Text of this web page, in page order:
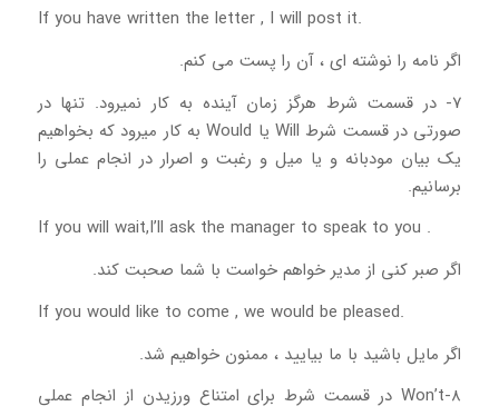
If you have written the letter , I will post it.
اگر نامه را نوشته ای ، آن را پست می کنم.
7- در قسمت شرط هرگز زمان آینده به کار نمیرود. تنها در
صورتی در قسمت شرط Will یا Would به کار میرود که بخواهیم
یک بیان مودبانه و یا میل و رغبت و اصرار در انجام عملی را
برسانیم.
If you will wait,I’ll ask the manager to speak to you .
اگر صبر کنی از مدیر خواهم خواست با شما صحبت کند.
If you would like to come , we would be pleased.
اگر مایل باشید با ما بیایید ، ممنون خواهیم شد.
8-Won’t در قسمت شرط برای امتناع ورزیدن از انجام عملی